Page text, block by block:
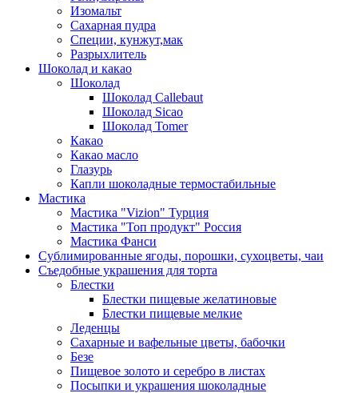
Изомальт
Сахарная пудра
Специи, кунжут,мак
Разрыхлитель
Шоколад и какао
Шоколад
Шоколад Callebaut
Шоколад Sicao
Шоколад Tomer
Какао
Какао масло
Глазурь
Капли шоколадные термостабильные
Мастика
Мастика "Vizion" Турция
Мастика "Топ продукт" Россия
Мастика Фанси
Сублимированные ягоды, порошки, сухоцветы, чаи
Съедобные украшения для торта
Блестки
Блестки пищевые желатиновые
Блестки пищевые мелкие
Леденцы
Сахарные и вафельные цветы, бабочки
Безе
Пищевое золото и серебро в листах
Посыпки и украшения шоколадные